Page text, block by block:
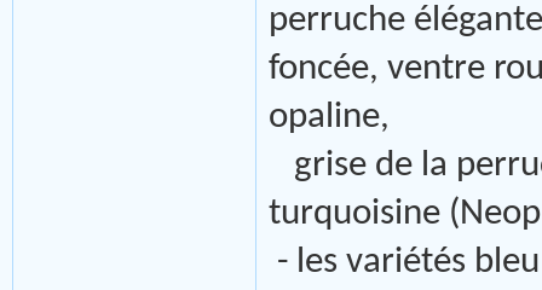
perruche
foncée, ventre
opaline,
grise de la
turquoisine
- les variétés